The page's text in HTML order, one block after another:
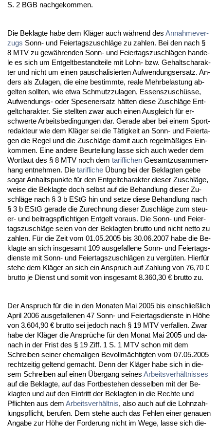
S. 2 BGB nach­ge­kom­men.
Die Be­klag­te ha­be dem Kläger auch während des An­nah­me­ver­
zugs Sonn- und Fei­er­tags­zu­schläge zu zah­len. Bei den nach §
8 MTV zu gewähren­den Sonn- und Fei­er­tags­zu­schlägen han­de­
le es sich um Ent­gelt­be­stand­tei­le mit Lohn- bzw. Ge­haltscha­rak­
ter und nicht um ei­nen pau­scha­li­sier­ten Auf­wen­dungs­er­satz. An­
ders als Zu­la­gen, die ei­ne be­stimm­te, rea­le Mehr­be­las­tung ab­
gel­ten soll­ten, wie et­wa Schmutz­zu­la­gen, Es­sens­zuschüsse,
Auf­wen­dungs- oder Spe­sen­er­satz hätten die­se Zu­schläge Ent­
gelt­cha­rak­ter. Sie stell­ten zwar auch ei­nen Aus­gleich für er­
schwer­te Ar­beits­be­din­gun­gen dar. Ge­ra­de aber bei ei­nem Sport­
re­dak­teur wie dem Kläger sei die Tätig­keit an Sonn- und Fei­er­ta­
gen die Re­gel und die Zu­schläge da­mit auch re­gelmäßiges Ein­
kom­men. Ei­ne an­de­re Be­ur­tei­lung las­se sich auch we­der dem
Wort­laut des § 8 MTV noch dem ta­rif­li­chen Ge­samt­zu­sam­men­
hang ent­neh­men. Die ta­rif­li­che Übung bei der Be­klag­ten ge­be
so­gar An­halts­punk­te für den Ent­gelt­cha­rak­ter die­ser Zu­schläge,
wei­se die Be­klag­te doch selbst auf die Be­hand­lung die­ser Zu­
schläge nach § 3 b EStG hin und set­ze die­se Be­hand­lung nach
§ 3 b EStG ge­ra­de die Zu­rech­nung die­ser Zu­schläge zum steu­
er- und bei­trags­pflich­ti­gen Ent­gelt vor­aus. Die Sonn- und Fei­er­
tags­zu­schläge sei­en von der Be­klag­ten brut­to und nicht net­to zu
zah­len. Für die Zeit vom 01.05.2005 bis 30.06.2007 ha­be die Be­
klag­te an sich ins­ge­samt 109 aus­ge­fal­le­ne Sonn- und Fei­er­tags­
diens­te mit Sonn- und Fei­er­tags­zu­schlägen zu vergüten. Hierfür
ste­he dem Kläger an sich ein An­spruch auf Zah­lung von 76,70 €
brut­to je Dienst und so­mit von ins­ge­samt 8.360,30 € brut­to zu.
Der An­spruch für die in den Mo­na­ten Mai 2005 bis ein­sch­ließlich
April 2006 aus­ge­fal­le­nen 47 Sonn- und Fei­er­tags­diens­te in Höhe
von 3.604,90 € brut­to sei je­doch nach § 19 MTV ver­fal­len. Zwar
ha­be der Kläger die Ansprüche für den Mo­nat Mai 2005 und da­
nach in der Frist des § 19 Ziff. 1 S. 1 MTV schon mit dem
Schrei­ben sei­ner ehe­ma­li­gen Be­vollmäch­tig­ten vom 07.05.2005
recht­zei­tig gel­tend ge­macht. Denn der Kläger ha­be sich in die­
sem Schrei­ben auf ei­nen Über­gang sei­nes Ar­beits­verhält­nis­ses
auf die Be­klag­te, auf das Fort­be­ste­hen des­sel­ben mit der Be­
klag­ten und auf den Ein­tritt der Be­klag­ten in die Rech­te und
Pflich­ten aus dem Ar­beits­verhält­nis, al­so auch auf die Lohn­zah­
lungs­pflicht, be­ru­fen. Dem ste­he auch das Feh­len ei­ner ge­nau­en
An­ga­be zur Höhe der For­de­rung nicht im We­ge, las­se sich die­